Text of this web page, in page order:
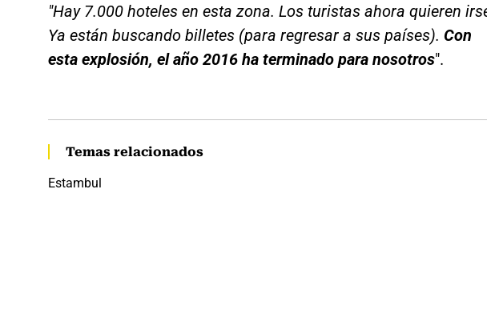
"Hay 7.000 hoteles en esta zona. Los turistas ahora quieren
Ya están buscando billetes (para regresar a sus países). Con
esta explosión, el año 2016 ha terminado para nosotros".
Temas relacionados
Estambul